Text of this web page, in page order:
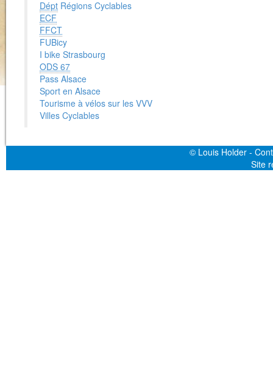
Dépt Régions Cyclables
ECF
FFCT
FUBicy
I bike Strasbourg
ODS 67
Pass Alsace
Sport en Alsace
Tourisme à vélos sur les VVV
Villes Cyclables
© Louis Holder -
Site